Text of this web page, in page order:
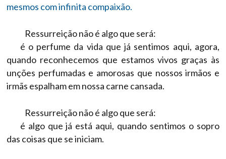
mesmos com infinita compaixão.
Ressurreição não é algo que será:
é o perfume da vida que já sentimos aqui, agora,
quando reconhecemos que estamos vivos graças às
unções perfumadas e amorosas que nossos irmãos e
irmãs espalham em nossa carne cansada.
Ressurreição não é algo que será:
é algo que já está aqui, quando sentimos o sopro
das coisas que se iniciam.